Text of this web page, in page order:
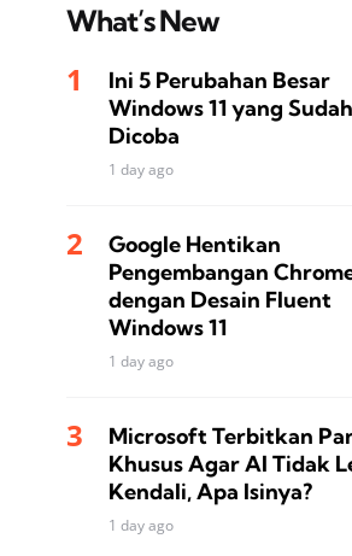
What’s New
Ini 5 Perubahan Besar
Windows 11 yang
Dicoba
1 day ago
Google Hentikan
Pengembangan
dengan Desain Fluent
Windows 11
1 day ago
Microsoft Terbitkan
Khusus Agar AI Tidak
Kendali, Apa Isinya?
1 day ago